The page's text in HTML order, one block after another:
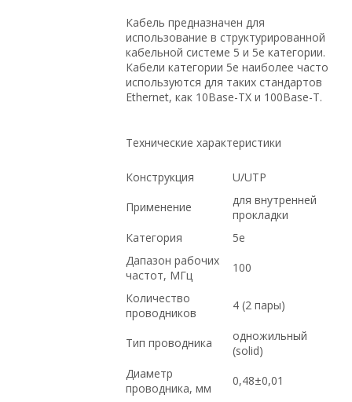
Кабель предназначен для
использование в структурированной
кабельной системе 5 и 5е категории.
Кабели категории 5е наиболее часто
используются для таких стандартов
Ethernet, как 10Base-TX и 100Base-T.
Технические характеристики
Конструкция
U/UTP
Применение
для внутренней
прокладки
Категория
5е
Дапазон рабочих
частот, МГц
100
Количество
проводников
4 (2 пары)
Тип проводника
одножильный
(solid)
Диаметр
проводника, мм
0,48±0,01